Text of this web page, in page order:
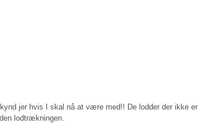
jer hvis I skal nå at være med!! De lodder der ikke er
lodtrækningen.